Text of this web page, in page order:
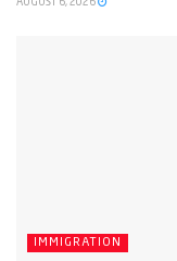
IMMIGRATION